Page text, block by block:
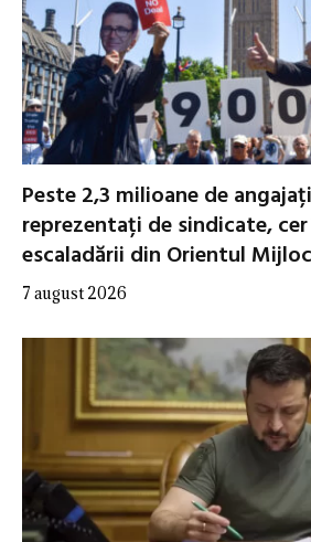
Peste 2,3 milioane de
reprezentați de sindicate,
escaladării din Orientul
7 august 2026